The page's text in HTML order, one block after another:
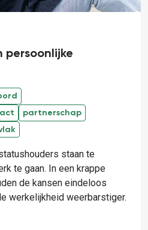
persoonlijke
partnerschap
staan te
te gaan. In een krappe
de kansen eindeloos
werkelijkheid weerbarstiger.